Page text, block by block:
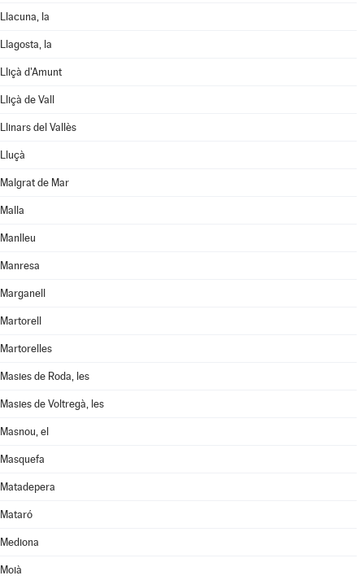
Llacuna, la
Llagosta, la
Lliçà d'Amunt
Lliçà de Vall
Llinars del Vallès
Lluçà
Malgrat de Mar
Malla
Manlleu
Manresa
Marganell
Martorell
Martorelles
Masies de Roda, les
Masies de Voltregà, les
Masnou, el
Masquefa
Matadepera
Mataró
Mediona
Moià